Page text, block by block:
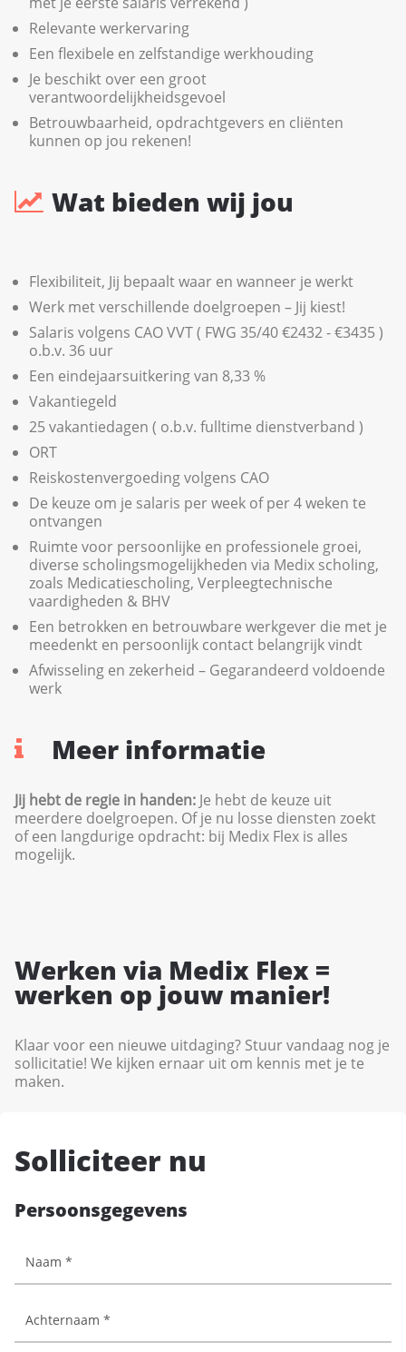
Relevante werkervaring
Een flexibele en zelfstandige werkhouding
Je beschikt over een groot
verantwoordelijkheidsgevoel
Betrouwbaarheid, opdrachtgevers en cliënten
kunnen op jou rekenen!
Wat bieden wij jou
Flexibiliteit, Jij bepaalt waar en wanneer je werkt
Werk met verschillende doelgroepen – Jij kiest!
Salaris volgens CAO VVT ( FWG 35/40 €2432 - €3435 )
o.b.v. 36 uur
Een eindejaarsuitkering van 8,33 %
Vakantiegeld
25 vakantiedagen ( o.b.v. fulltime dienstverband )
ORT
Reiskostenvergoeding volgens CAO
De keuze om je salaris per week of per 4 weken te
ontvangen
Ruimte voor persoonlijke en professionele groei,
diverse scholingsmogelijkheden via Medix scholing,
zoals Medicatiescholing, Verpleegtechnische
vaardigheden & BHV
Een betrokken en betrouwbare werkgever die met je
meedenkt en persoonlijk contact belangrijk vindt
Afwisseling en zekerheid – Gegarandeerd voldoende
werk
Meer informatie
Jij hebt de regie in handen: Je hebt de keuze uit
meerdere doelgroepen. Of je nu losse diensten zoekt
of een langdurige opdracht: bij Medix Flex is alles
mogelijk.
Werken via Medix Flex =
werken op jouw manier!
Klaar voor een nieuwe uitdaging? Stuur vandaag nog je
sollicitatie! We kijken ernaar uit om kennis met je te
maken.
Solliciteer nu
Persoonsgegevens